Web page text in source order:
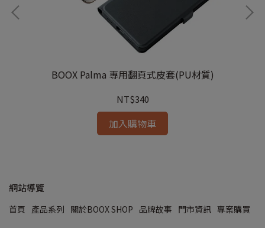
BOOX Palma 專用翻頁式皮套(PU材質)
NT$340
加入購物車
網站導覽
首頁 產品系列 關於BOOX SHOP 品牌故事 門市資訊 專案購買